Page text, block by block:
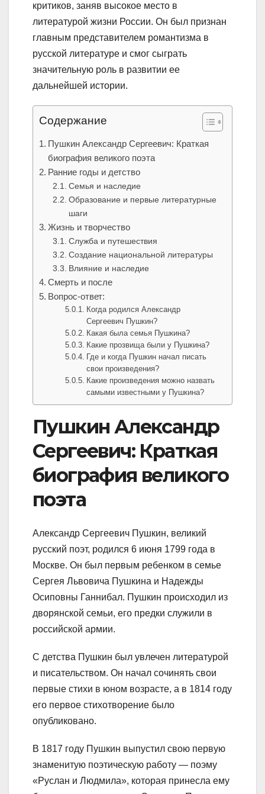
критиков, заняв высокое место в
литературой жизни России. Он был признан
главным представителем романтизма в
русской литературе и смог сыграть
значительную роль в развитии ее
дальнейшей истории.
Содержание
Пушкин Александр Сергеевич: Краткая
биография великого поэта
Ранние годы и детство
Семья и наследие
Образование и первые литературные
шаги
Жизнь и творчество
Служба и путешествия
Создание национальной литературы
Влияние и наследие
Смерть и после
Вопрос-ответ:
Когда родился Александр
Сергеевич Пушкин?
Какая была семья Пушкина?
Какие прозвища были у Пушкина?
Где и когда Пушкин начал писать
свои произведения?
Какие произведения можно назвать
самыми известными у Пушкина?
Пушкин Александр
Сергеевич: Краткая
биография великого
поэта
Александр Сергеевич Пушкин, великий
русский поэт, родился 6 июня 1799 года в
Москве. Он был первым ребенком в семье
Сергея Львовича Пушкина и Надежды
Осиповны Ганнибал. Пушкин происходил из
дворянской семьи, его предки служили в
российской армии.
С детства Пушкин был увлечен литературой
и писательством. Он начал сочинять свои
первые стихи в юном возрасте, а в 1814 году
его первое стихотворение было
опубликовано.
В 1817 году Пушкин выпустил свою первую
знаменитую поэтическую работу — поэму
«Руслан и Людмила», которая принесла ему